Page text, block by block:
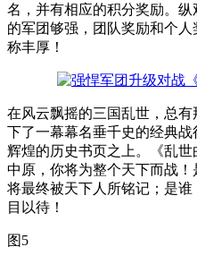
名，并有相应的积分奖励。
的军团够强，团队奖励和个
称丰厚！
在风云飘摇的三国乱世，总
下了一幕幕名垂千史的经典
辉煌的历史书页之上。《乱
中原，你将为整个天下而战！
将最终被天下人所铭记；是
目以待！
图5